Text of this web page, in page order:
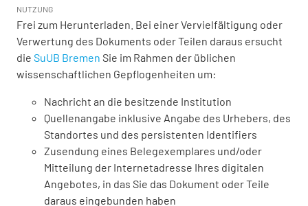
NUTZUNG
Frei zum Herunterladen. Bei einer Vervielfältigung oder
Verwertung des Dokuments oder Teilen daraus ersucht
die SuUB Bremen Sie im Rahmen der üblichen
wissenschaftlichen Gepflogenheiten um:
Nachricht an die besitzende Institution
Quellenangabe inklusive Angabe des Urhebers, des
Standortes und des persistenten Identifiers
Zusendung eines Belegexemplares und/oder
Mitteilung der Internetadresse Ihres digitalen
Angebotes, in das Sie das Dokument oder Teile
daraus eingebunden haben